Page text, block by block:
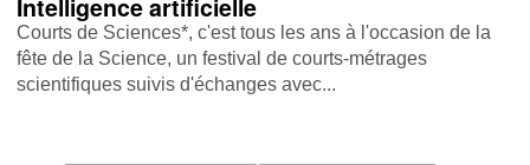
Intelligence artificielle
Courts de Sciences*, c'est tous les ans à l'occasion de la
fête de la Science, un festival de courts-métrages
scientifiques suivis d'échanges avec...